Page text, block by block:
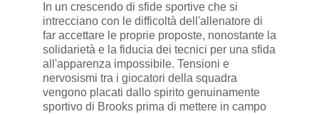
In un crescendo di sfide sportive che si
intrecciano con le difficoltà dell'allenatore di
far accettare le proprie proposte, nonostante la
solidarietà e la fiducia dei tecnici per una sfida
all'apparenza impossibile. Tensioni e
nervosismi tra i giocatori della squadra
vengono placati dallo spirito genuinamente
sportivo di Brooks prima di mettere in campo